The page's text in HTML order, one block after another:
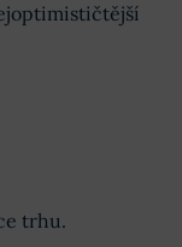
trhu.